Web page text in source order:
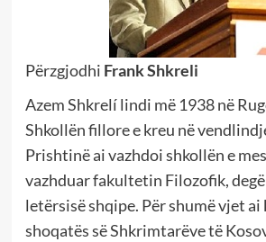
Përzgjodhi Frank Shkreli
Azem Shkrelí lindi më 1938 në
Shkollën fillore e kreu në
Prishtinë ai vazhdoi shkollën e
vazhduar fakultetin Filozofik,
letërsisë shqipe. Për shumë vjet ai
shoqatës së Shkrimtarëve të